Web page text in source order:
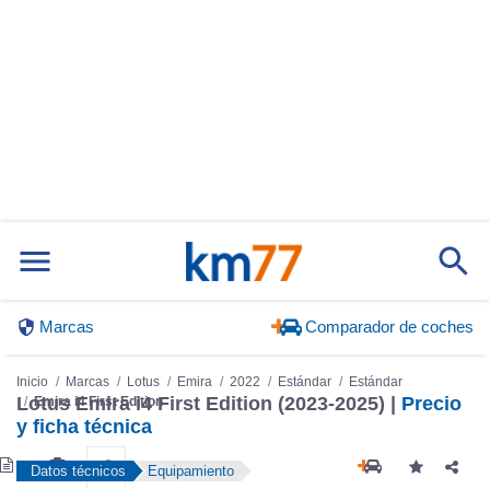
Marcas Comparador de coches
Inicio Marcas Lotus Emira 2022 Estándar
Estándar
Emira i4 First Edition
Lotus Emira i4 First Edition (2023-2025) | Precio
y ficha técnica
Datos técnicos Equipamiento